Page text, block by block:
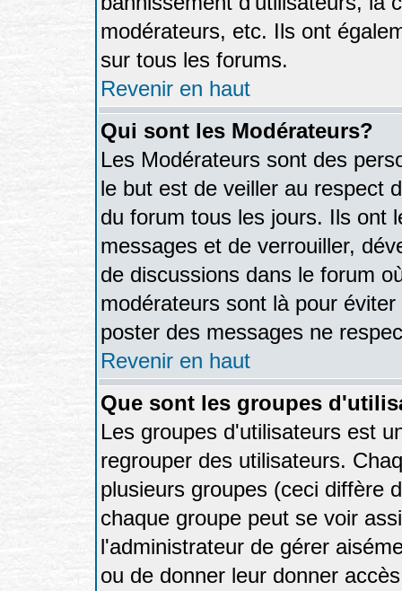
modérateurs, etc. Ils ont
sur tous les forums.
Revenir en haut
Qui sont les Modérateurs?
Les Modérateurs sont des
le but est de veiller au respect
du forum tous les jours. Ils ont
messages et de verrouiller,
de discussions dans le forum
modérateurs sont là pour
poster des messages ne
Revenir en haut
Que sont les groupes
Les groupes d'utilisateurs est
regrouper des utilisateurs.
plusieurs groupes (ceci diffère
chaque groupe peut se voir
l'administrateur de gérer
ou de donner leur donner